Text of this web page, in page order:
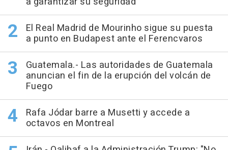
El Real Madrid de Mourinho sigue su puesta
a punto en Budapest ante el Ferencvaros
Guatemala.- Las autoridades de Guatemala
anuncian el fin de la erupción del volcán de
Fuego
Rafa Jódar barre a Musetti y accede a
octavos en Montreal